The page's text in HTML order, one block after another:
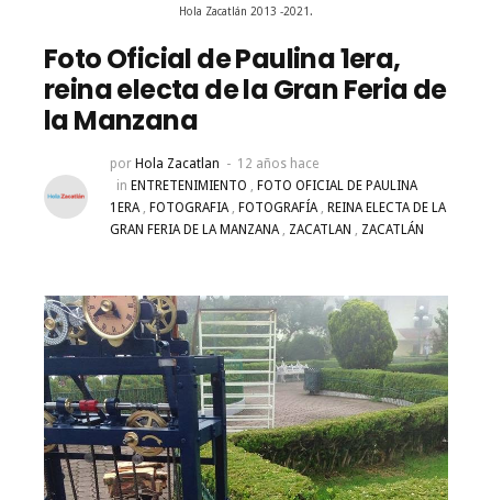
Hola Zacatlán 2013 -2021.
Foto Oficial de Paulina 1era,
reina electa de la Gran Feria de
la Manzana
por Hola Zacatlan
12 años hace
in ENTRETENIMIENTO , FOTO OFICIAL DE PAULINA
1ERA, FOTOGRAFIA, FOTOGRAFÍA, REINA ELECTA DE LA
GRAN FERIA DE LA MANZANA, ZACATLAN , ZACATLÁN